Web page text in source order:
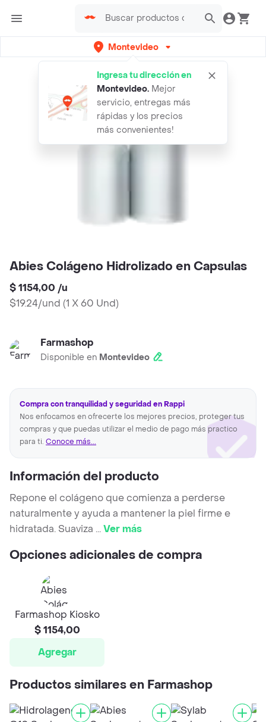
Montevideo
Ingresa tu dirección en
Montevideo. Mejor
servicio, entregas más
rápidas y los precios
más convenientes!
Abies Colágeno Hidrolizado en Capsulas
$ 1154,00 /u
$19.24/und (1 X 60 Und)
Farmashop
Disponible en Montevideo
Compra con tranquilidad y seguridad en Rappi
Nos enfocamos en ofrecerte los mejores precios, proteger tus
compras y que puedas utilizar el medio de pago más practico
para ti. Conoce más...
Información del producto
Repone el colágeno que comienza a perderse
naturalmente y ayuda a mantener la piel firme e
hidratada. Suaviza ...Ver más
Opciones adicionales de compra
Farmashop Kiosko
$ 1154,00
Agregar
Productos similares en Farmashop